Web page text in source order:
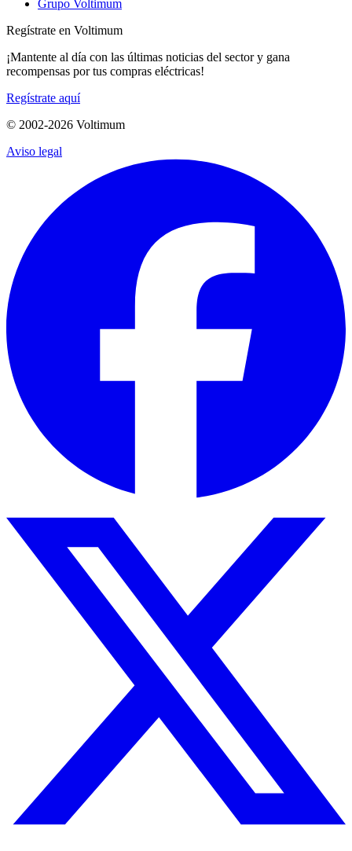
Grupo Voltimum
Regístrate en Voltimum
¡Mantente al día con las últimas noticias del sector y gana
recompensas por tus compras eléctricas!
Regístrate aquí
© 2002-2026 Voltimum
Aviso legal